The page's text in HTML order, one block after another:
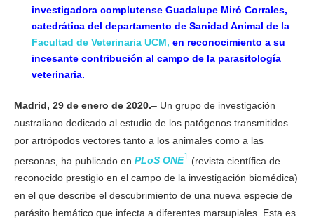
investigadora complutense Guadalupe Miró Corrales,
catedrática del departamento de Sanidad Animal de la
Facultad de Veterinaria UCM, en reconocimiento a su
incesante contribución al campo de la parasitología
veterinaria.
Madrid, 29 de enero de 2020.– Un grupo de investigación
australiano dedicado al estudio de los patógenos transmitidos
por artrópodos vectores tanto a los animales como a las
personas, ha publicado en PLoS ONE1 (revista científica de
reconocido prestigio en el campo de la investigación biomédica)
en el que describe el descubrimiento de una nueva especie de
parásito hemático que infecta a diferentes marsupiales. Esta es